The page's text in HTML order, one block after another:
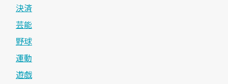
決済
芸能
野球
運動
遊戯